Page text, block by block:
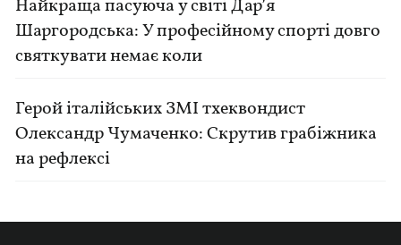
Найкраща пасуюча у світі Дар’я
Шаргородська: У професійному спорті довго
святкувати немає коли
Герой італійських ЗМІ тхеквондист
Олександр Чумаченко: Скрутив грабіжника
на рефлексі